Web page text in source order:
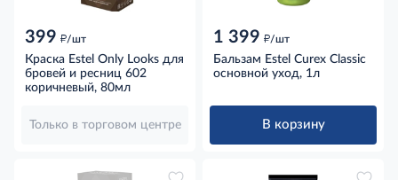
399 д/шт
Краска Estel Only Looks для
бровей и ресниц 602
коричневый, 80мл
Только в торговом центре
1 399 д/шт
Бальзам Estel Curex Classic
основной уход, 1л
В корзину